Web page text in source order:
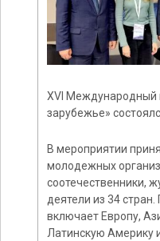
XVI Международный
зарубежье»
В мероприятии
молодежных
соотечественники,
деятели из 34
включает Европу,
Латинскую Америку